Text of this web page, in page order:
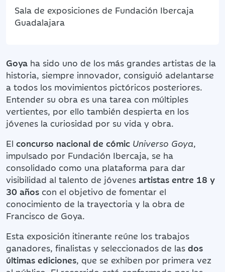
Sala de exposiciones de Fundación Ibercaja
Guadalajara
Goya ha sido uno de los más grandes artistas de la
historia, siempre innovador, consiguió adelantarse
a todos los movimientos pictóricos posteriores.
Entender su obra es una tarea con múltiples
vertientes, por ello también despierta en los
jóvenes la curiosidad por su vida y obra.
El concurso nacional de cómic Universo Goya,
impulsado por Fundación Ibercaja, se ha
consolidado como una plataforma para dar
visibilidad al talento de jóvenes artistas entre 18 y
30 años con el objetivo de fomentar el
conocimiento de la trayectoria y la obra de
Francisco de Goya.
Esta exposición itinerante reúne los trabajos
ganadores, finalistas y seleccionados de las dos
últimas ediciones, que se exhiben por primera vez